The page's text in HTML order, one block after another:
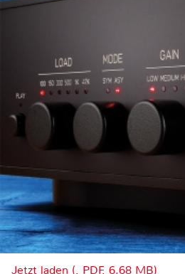
Jetzt laden (, PDF, 6.68 MB)